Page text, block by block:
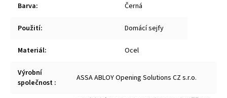
Barva: Černá
Použití: Domácí sejfy
Materiál: Ocel
Výrobní
společnost : ASSA ABLOY Opening Solutions CZ s.r.o.